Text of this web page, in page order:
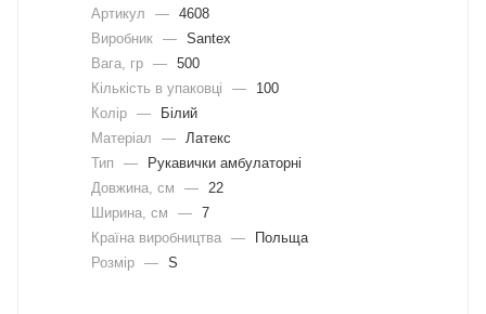
Артикул — 4608
Виробник — Santex
Вага, гр — 500
Кількість в упаковці
—
100
Колір —
Білий
Матеріал
—
Латекс
Тип
—
Рукавички амбулаторні
Довжина, cм
—
22
Ширина, cм
— 7
Країна виробництва —
Польща
Розмір — S